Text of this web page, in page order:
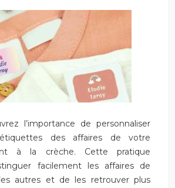
l’importance de personnaliser
des affaires de votre
à la crèche. Cette pratique
facilement les affaires de
autres et de les retrouver plus